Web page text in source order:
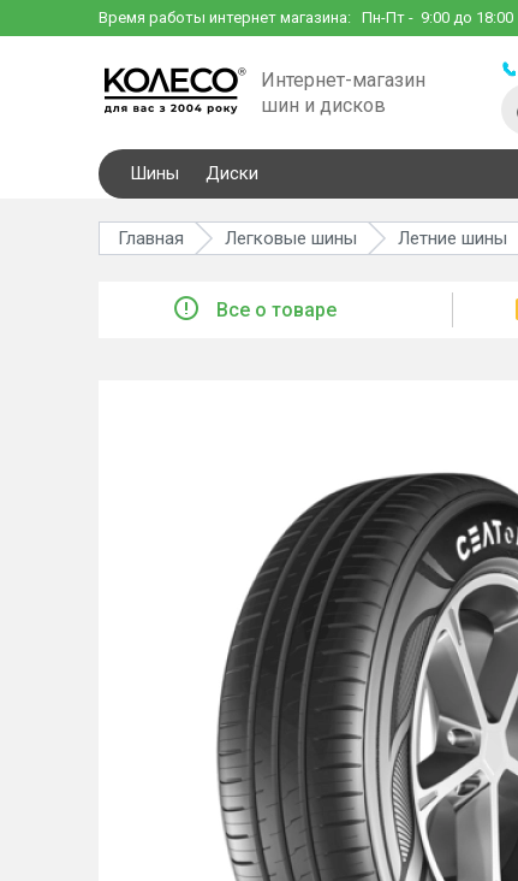
Время работы интернет магазина: Пн-Пт - 9:00 до 18:00
Интернет-магазин
шин и дисков
Шины Диски
Главная Легковые шины Летние шины
Все о товаре